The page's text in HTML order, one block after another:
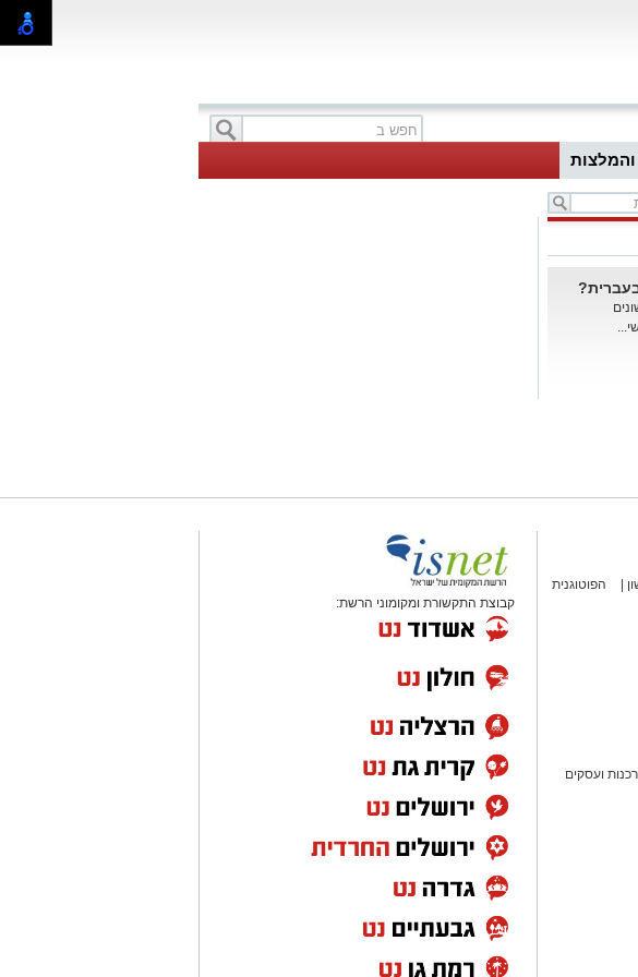
הפוטוגנית
ועסקים
קבוצת התקשורת ומקומוני הרשת: